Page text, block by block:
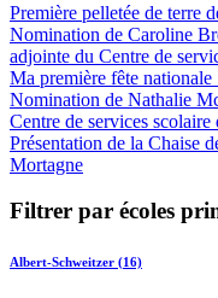
Première pelletée de terre
Nomination de Caroline
adjointe du Centre de
Ma première fête
Nomination de Nathalie
Centre de services scolaire
Présentation de la Chaise
Mortagne
Filtrer par écoles
Albert-Schweitzer (16)